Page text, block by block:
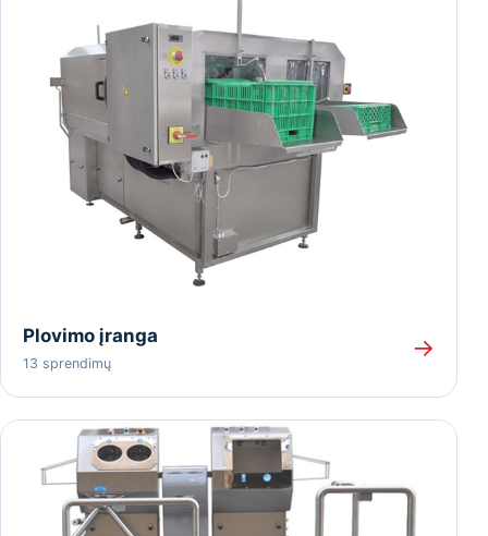
Plovimo įranga
13 sprendimų
→